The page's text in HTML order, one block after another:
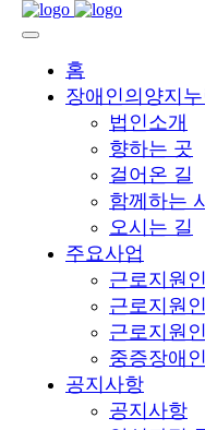
홈
장애인의양지누
법인소개
향하는 곳
걸어온 길
함께하는
오시는 길
주요사업
근로지원
근로지원
근로지원
중증장애
공지사항
공지사항